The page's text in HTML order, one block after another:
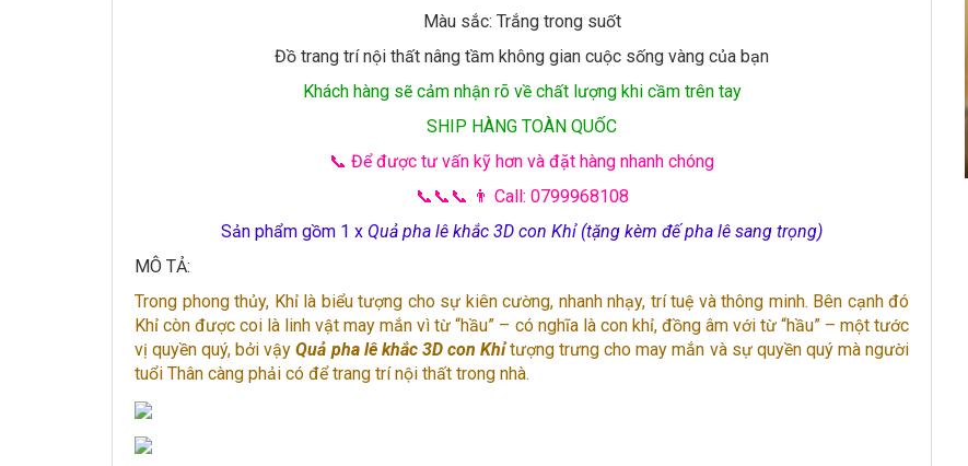
Màu sắc: Trắng trong suốt
Đồ trang trí nội thất nâng tầm không gian cuộc sống vàng của bạn
Khách hàng sẽ cảm nhận rõ về chất lượng khi cầm trên tay
SHIP HÀNG TOÀN QUỐC
📞 Để được tư vấn kỹ hơn và đặt hàng nhanh chóng
📞📞📞 👨 Call: 0799968108
Sản phẩm gồm 1 x Quả pha lê khắc 3D con Khỉ (tặng kèm đế pha lê sang trọng)
MÔ TẢ:
Trong phong thủy, Khỉ là biểu tượng cho sự kiên cường, nhanh nhạy, trí tuệ và thông minh. Bên cạnh đó
Khỉ còn được coi là linh vật may mắn vì từ “hầu” – có nghĩa là con khỉ, đồng âm với từ “hầu” – một tước
vị quyền quý, bởi vậyQuả pha lê khắc 3D con Khỉtượng trưng cho may mắn và sự quyền quý mà người
tuổi Thân càng phải có để trang trí nội thất trong nhà.